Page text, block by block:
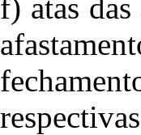
f) atas